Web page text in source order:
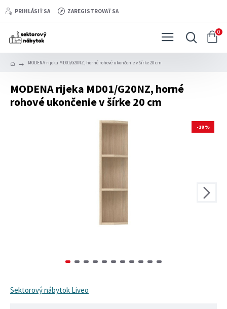
PRIHLÁSIŤ SA ZAREGISTROVAŤ SA
0
MODENA rijeka MD01/G20NZ, horné rohové ukončenie v šírke 20 cm
MODENA rijeka MD01/G20NZ, horné
rohové ukončenie v šírke 20 cm
-18 %
Sektorový nábytok Liveo